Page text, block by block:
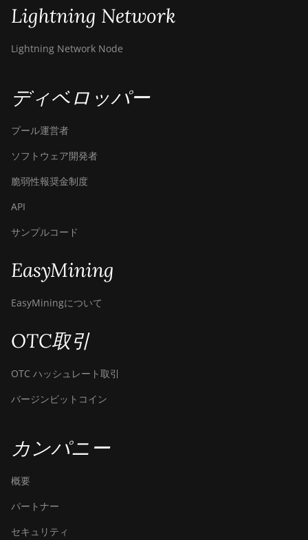
Canaan Avalon A16 (282Th)
Canaan Avalon Made A1366
Canaan Avalon Q
Canaan Creative Avalon 1126
Pro
Pro
Lightning Network
Lightning Network Node
ディベロッパー
プール運営者
ソフトウェア開発者
脆弱性報奨金制度
API
サンプルコード
EasyMining
EasyMiningについて
OTC取引
OTC ハッシュレート取引
バージンビットコイン
カンパニー
概要
パートナー
セキュリティ